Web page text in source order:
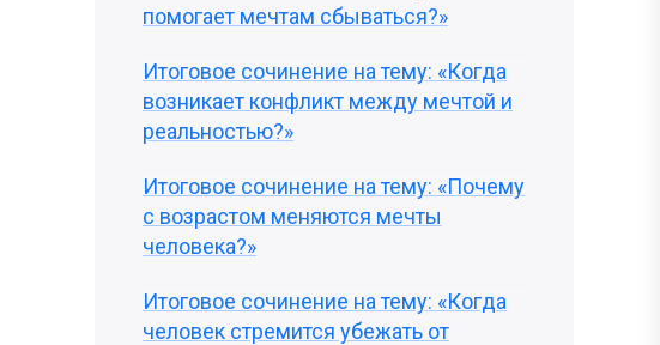
помогает мечтам сбываться?»
Итоговое сочинение на тему: «Когда
возникает конфликт между мечтой и
реальностью?»
Итоговое сочинение на тему: «Почему
с возрастом меняются мечты
человека?»
Итоговое сочинение на тему: «Когда
человек стремится убежать от